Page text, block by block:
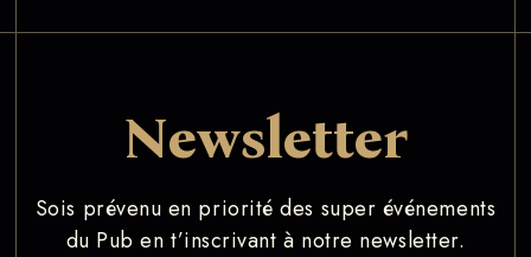
Newsletter
Sois prévenu en priorité des super événements
du Pub en t’inscrivant à notre newsletter.